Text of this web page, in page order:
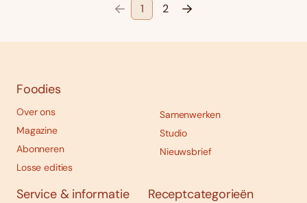
1 2
Foodies
Over ons
Magazine
Abonneren
Losse edities
Samenwerken
Studio
Nieuwsbrief
Service & informatie Receptcategorieën